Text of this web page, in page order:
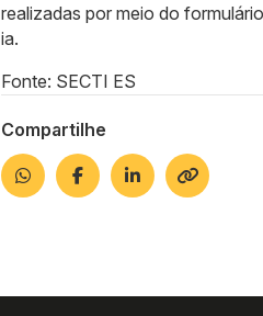
realizadas por meio do
ia.
Fonte: SECTI ES
Compartilhe